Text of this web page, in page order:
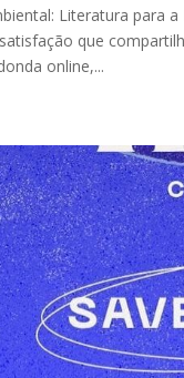
Literatura para
que
online,...